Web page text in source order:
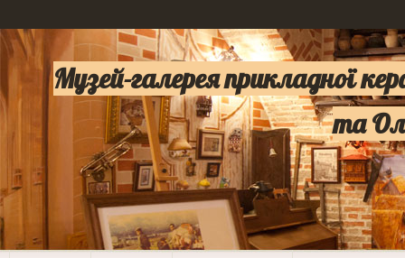
Музей-галерея прикладної
та